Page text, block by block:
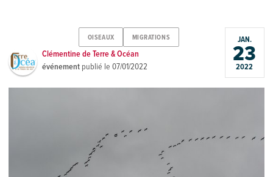
OISEAUX MIGRATIONS
Clémentine de Terre & Océan
événement publié le07/01/2022
JAN.
23
2022